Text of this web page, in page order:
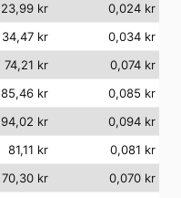
23,99 kr
0,024 kr
34,47 kr
0,034 kr
74,21 kr
0,074 kr
85,46 kr
0,085 kr
94,02 kr
0,094 kr
81,11 kr
0,081 kr
70,30 kr
0,070 kr